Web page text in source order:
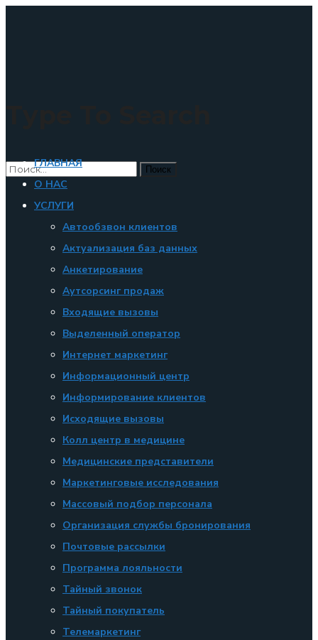
ГЛАВНАЯ
О НАС
УСЛУГИ
Автообзвон клиентов
Актуализация баз данных
Анкетирование
Аутсорсинг продаж
Входящие вызовы
Выделенный оператор
Интернет маркетинг
Информационный центр
Информирование клиентов
Исходящие вызовы
Колл центр в медицине
Медицинские представители
Маркетинговые исследования
Массовый подбор персонала
Организация службы бронирования
Почтовые рассылки
Программа лояльности
Тайный звонок
Тайный покупатель
Телемаркетинг